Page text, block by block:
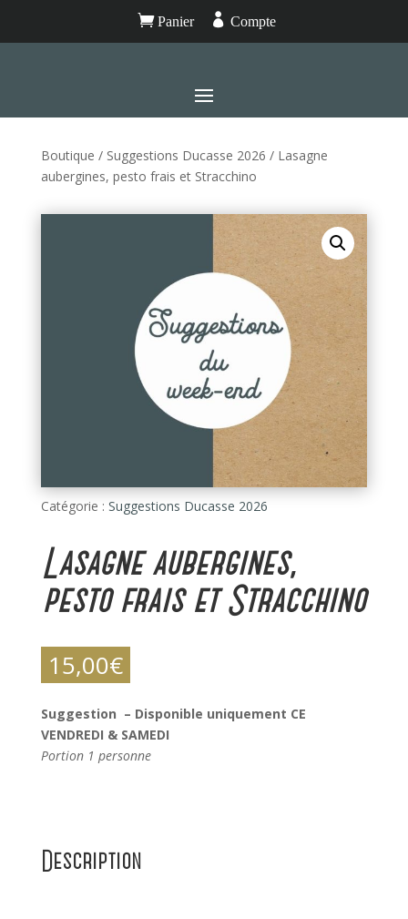
Panier  Compte
Boutique / Suggestions Ducasse 2026 / Lasagne
aubergines, pesto frais et Stracchino
Catégorie : Suggestions Ducasse 2026
Lasagne aubergines,
pesto frais et Stracchino
15,00€
Suggestion – Disponible uniquement CE
VENDREDI & SAMEDI
Portion 1 personne
Description